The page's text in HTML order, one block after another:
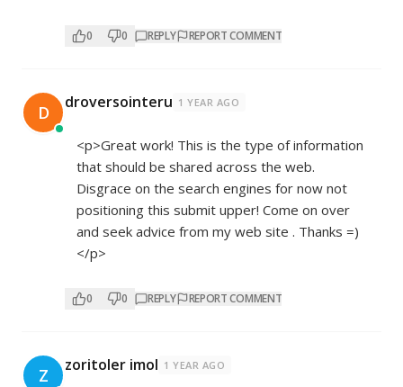
0 0 REPLY REPORT COMMENT
D droversointeru 1 YEAR AGO
<p>Great work! This is the type of information
that should be shared across the web.
Disgrace on the search engines for now not
positioning this submit upper! Come on over
and seek advice from my web site . Thanks =)
</p>
0 0 REPLY REPORT COMMENT
Z zoritoler imol 1 YEAR AGO